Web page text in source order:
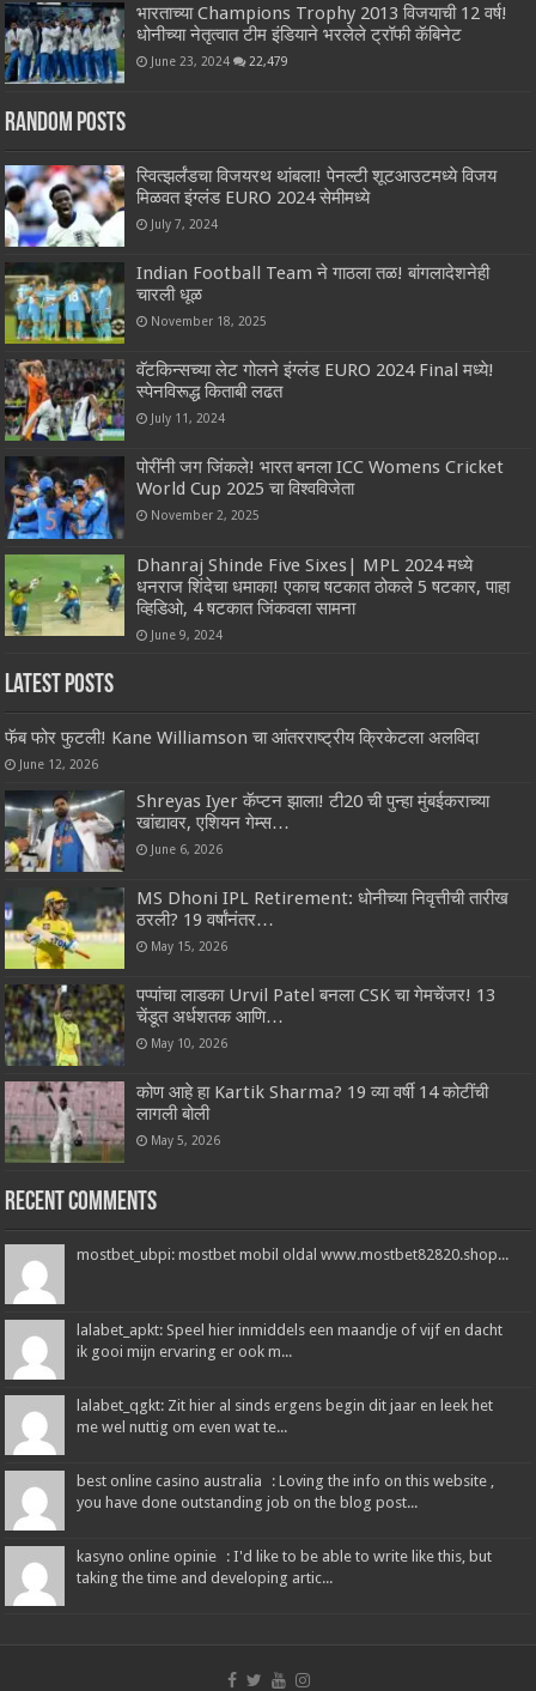
भारताच्या Champions Trophy 2013 विजयाची 12 वर्ष!
धोनीच्या नेतृत्वात टीम इंडियाने भरलेले ट्रॉफी कॅबिनेट
June 23, 2024 22,479
Random Posts
स्वित्झर्लंडचा विजयरथ थांबला! पेनल्टी शूटआउटमध्ये विजय
मिळवत इंग्लंड EURO 2024 सेमीमध्ये
July 7, 2024
Indian Football Team ने गाठला तळ! बांगलादेशनेही
चारली धूळ
November 18, 2025
वॅटकिन्सच्या लेट गोलने इंग्लंड EURO 2024 Final मध्ये!
स्पेनविरूद्ध किताबी लढत
July 11, 2024
पोरींनी जग जिंकले! भारत बनला ICC Womens Cricket
World Cup 2025 चा विश्वविजेता
November 2, 2025
Dhanraj Shinde Five Sixes| MPL 2024 मध्ये
धनराज शिंदेचा धमाका! एकाच षटकात ठोकले 5 षटकार, पाहा
व्हिडिओ, 4 षटकात जिंकवला सामना
June 9, 2024
Latest Posts
फॅब फोर फुटली! Kane Williamson चा आंतरराष्ट्रीय क्रिकेटला अलविदा
June 12, 2026
Shreyas Iyer कॅप्टन झाला! टी20 ची पुन्हा मुंबईकराच्या
खांद्यावर, एशियन गेम्स…
June 6, 2026
MS Dhoni IPL Retirement: धोनीच्या निवृत्तीची तारीख
ठरली? 19 वर्षांनंतर…
May 15, 2026
पप्पांचा लाडका Urvil Patel बनला CSK चा गेमचेंजर! 13
चेंडूत अर्धशतक आणि…
May 10, 2026
कोण आहे हा Kartik Sharma? 19 व्या वर्षी 14 कोटींची
लागली बोली
May 5, 2026
Recent Comments
mostbet_ubpi: mostbet mobil oldal www.mostbet82820.shop...
lalabet_apkt: Speel hier inmiddels een maandje of vijf en dacht
ik gooi mijn ervaring er ook m...
lalabet_qgkt: Zit hier al sinds ergens begin dit jaar en leek het
me wel nuttig om even wat te...
best online casino australia : Loving the info on this website ,
you have done outstanding job on the blog post...
kasyno online opinie : I'd like to be able to write like this, but
taking the time and developing artic...